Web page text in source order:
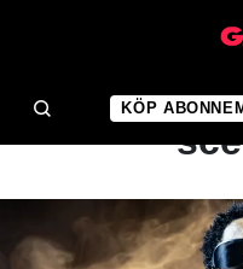
KÖP
Bjuder